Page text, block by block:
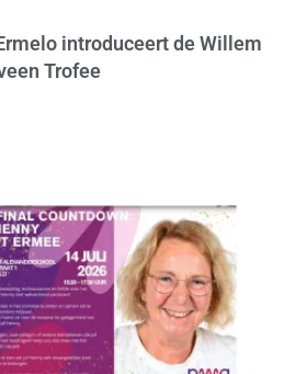
introduceert de Willem
Trofee